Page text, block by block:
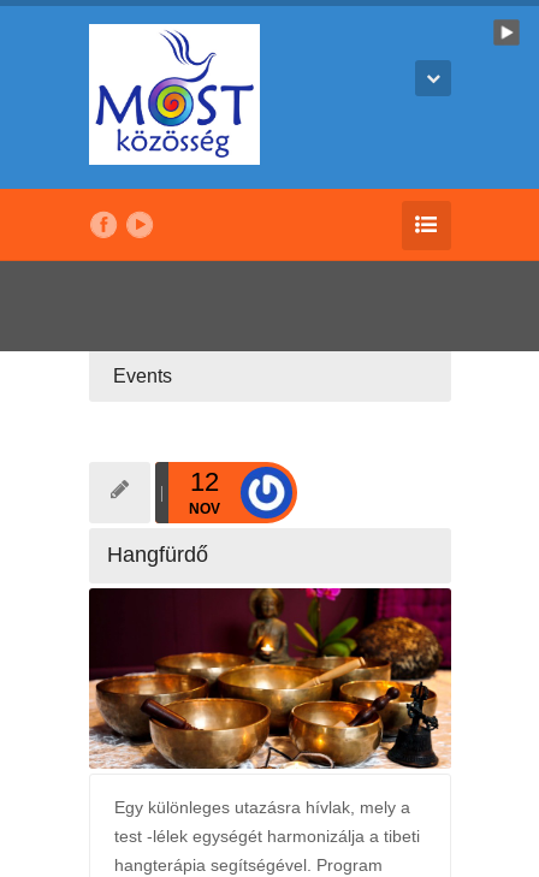
Events
12
NOV
Hangfürdő
Egy különleges utazásra hívlak, mely a
test -lélek egységét harmonizálja a tibeti
hangterápia segítségével. Program